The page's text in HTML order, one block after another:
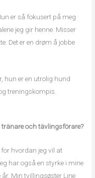
er så fokusert på meg
jeg gir henne. Misser
Det er en drøm å jobbe
hun er en utrolig hund
treningskompis.
och tävlingsförare?
hvordan jeg vil at
har også en styrke i mine
Min tvillingsøster Line